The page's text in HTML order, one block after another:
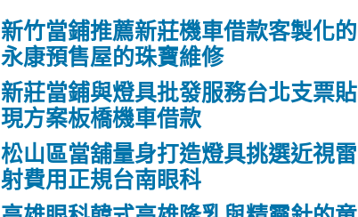
新竹當鋪推薦新莊機車借款客製化的
永康預售屋的珠寶維修
新莊當鋪與燈具批發服務台北支票貼
現方案板橋機車借款
松山區當舖量身打造燈具挑選近視雷
射費用正規台南眼科